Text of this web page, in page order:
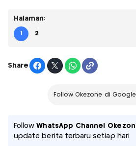
Halaman:
1 2
Share
Follow Okezone di
FollowWhatsApp Channel
update berita terbaru setiap hari